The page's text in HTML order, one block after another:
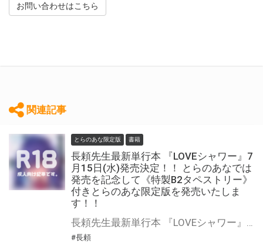
お問い合わせはこちら
関連記事
とらのあな限定版 書籍
長頼先生最新単行本 『LOVEシャワー』7
月15日(水)発売決定！！ とらのあなでは
発売を記念して《特製B2タペストリー》
付きとらのあな限定版を発売いたしま
す！！
長頼先生最新単行本 『LOVEシャワー』が7月15日(水)に発売！！！ とらのあなでは 『LOVEシャワー』発売を記念して、 《特製B2タペストリー》付きとらのあな限定版をご用意しました！！ お買い逃しのないよう、是非お求めください！
#長頼